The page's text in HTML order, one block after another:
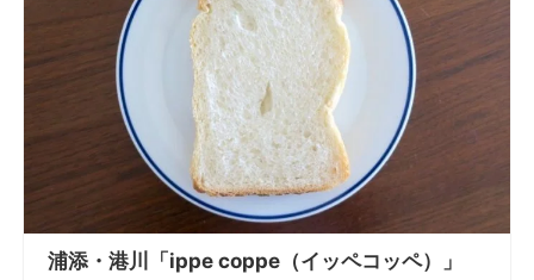
浦添・港川「ippe coppe（イッペコッペ）」